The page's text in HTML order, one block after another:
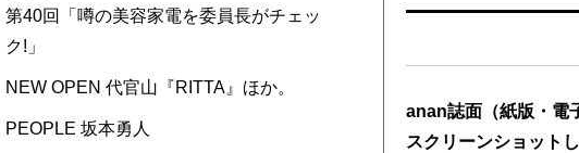
第40回「噂の美容家電を委員長がチェッ
ク!」
NEW OPEN 代官山『RITTA』ほか。
PEOPLE 坂本勇人
anan誌面（紙版・電
スクリーンショット